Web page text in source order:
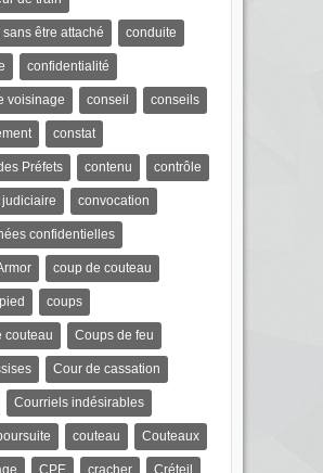
être attaché conduite
confidentialité
voisinage conseil conseils
constat
Préfets contenu contrôle
convocation
confidentielles
coup de couteau
coups
couteau Coups de feu
Cour de cassation
Courriels indésirables
couteau Couteaux
CPE cracher Créteil